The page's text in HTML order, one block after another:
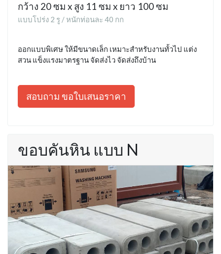
กว้าง 20 ซม x สูง 11 ซม x ยาว 100 ซม
แบบโปร่ง 2 รู / หนักท่อนละ 40 กก
ออกแบบพิเศษ ให้มีขนาดเล็ก เหมาะสำหรับงานทั้วไป แต่ง
สวน แข็งแรงมาตรฐาน จัดส่งไว จัดส่งถึงบ้าน
สอบถาม ขอใบเสนอราคา
ขอบคันหิน แบบ N